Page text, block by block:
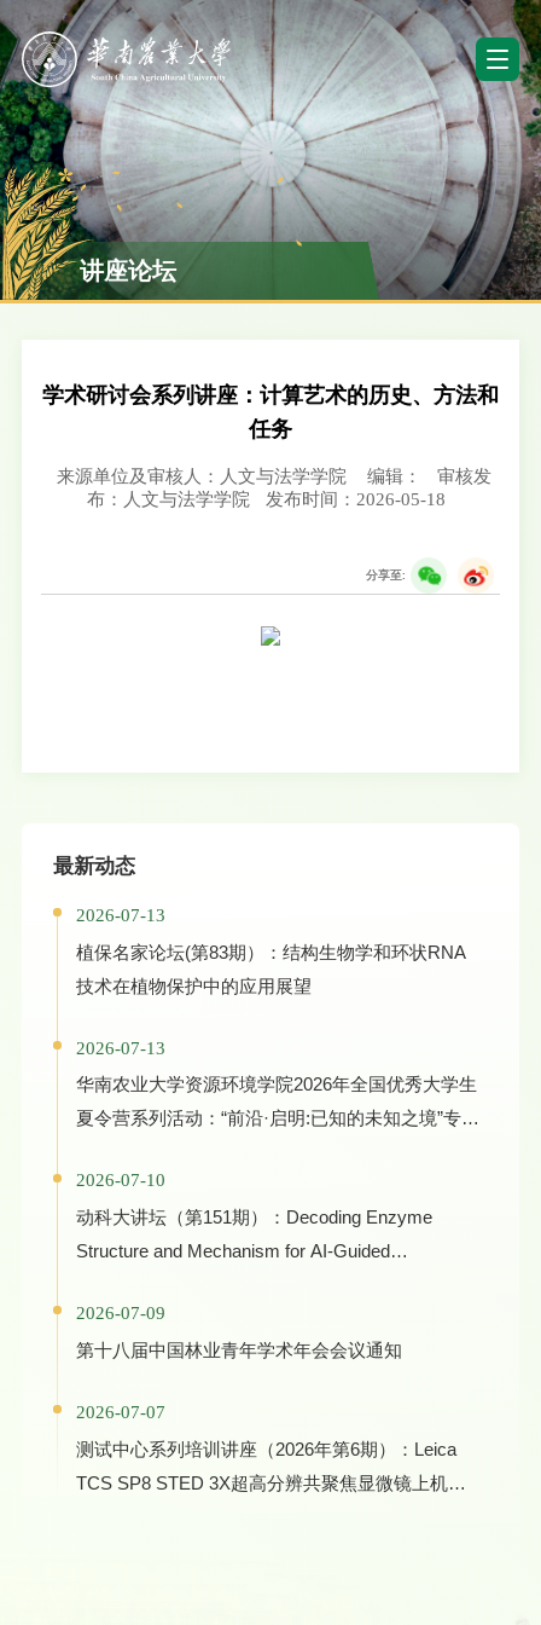
讲座论坛
学术研讨会系列讲座：计算艺术的历史、方法和
任务
来源单位及审核人：人文与法学学院 编辑：
审核发
布：人文与法学学院
发布时间：2026-05-18
分享至:
最新动态
2026-07-13
植保名家论坛(第83期）：结构生物学和环状RNA
技术在植物保护中的应用展望
2026-07-13
华南农业大学资源环境学院2026年全国优秀大学生
夏令营系列活动：“前沿·启明:已知的未知之境”专家
2026-07-10
动科大讲坛（第151期）：Decoding Enzyme
Structure and Mechanism for AI-Guided
Manufacturing
2026-07-09
第十八届中国林业青年学术年会会议通知
2026-07-07
测试中心系列培训讲座（2026年第6期）：Leica
TCS SP8 STED 3X超高分辨共聚焦显微镜上机培